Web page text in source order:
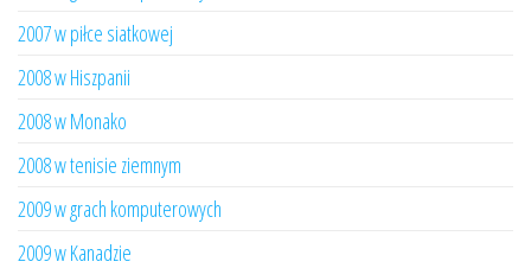
2007 w piłce siatkowej
2008 w Hiszpanii
2008 w Monako
2008 w tenisie ziemnym
2009 w grach komputerowych
2009 w Kanadzie